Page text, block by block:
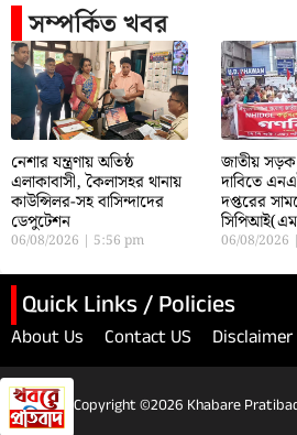
সম্পর্কিত খবর
নেশার যন্ত্রণায় অতিষ্ঠ
এলাকাবাসী, কৈলাসহর থানায়
কাউন্সিলর-সহ বাসিন্দাদের
ডেপুটেশন
06/08/2026 5:56 pm
জাতীয় সড়ক
দাবিতে
দপ্তরের
06/08/2026
Quick Links / Policies
About Us Contact US Disclaimer
Copyright ©2026 Khabare